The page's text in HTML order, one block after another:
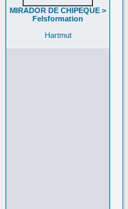
MIRADOR DE CHIPEQUE >
Felsformation
Hartmut